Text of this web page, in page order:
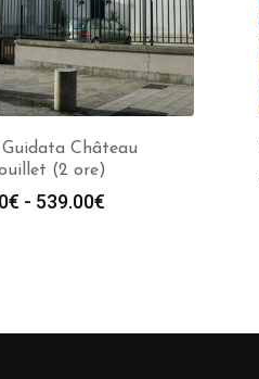
Château
(2 ore)
€ - 539.00€